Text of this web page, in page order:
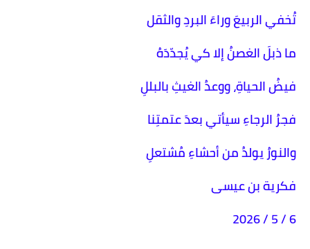
تُخفي الربيعَ وراءَ البردِ والثقل
ما ذبلَ الغصنُ إلا كي يُجدّدَهُ
فيضُ الحياةِ، ووعدُ الغيثِ بالبللِ
فجرُ الرجاءِ سيأتي بعدَ عتمتِنا
والنورُ يولدُ من أحشاءِ مُشتعلِ
فكرية بن عيسى
6 / 5 / 2026